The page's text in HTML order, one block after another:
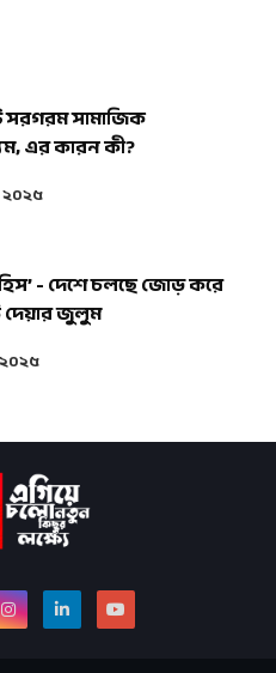
সরগরম সামাজিক
এর কারন কী?
- দেশে চলছে জোড় করে
দেয়ার জুলুম